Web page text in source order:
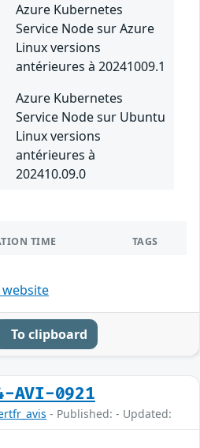
Azure Kubernetes
Service Node sur Azure
Linux versions
antérieures à 20241009.1
Azure Kubernetes
Service Node sur Ubuntu
Linux versions
antérieures à
202410.09.0
TIME TAGS
To clipboard
AVI-0921
- Published: - Updated: